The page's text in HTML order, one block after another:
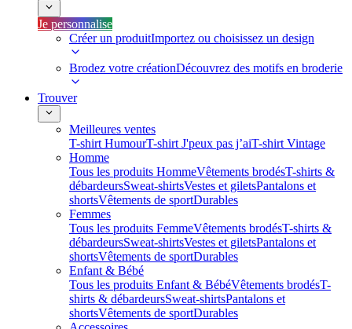
Je personnalise
Créer un produitImportez ou choisissez un design
Brodez votre créationDécouvrez des motifs en broderie
Trouver
Meilleures ventes
T-shirt HumourT-shirt J'peux pas j’aiT-shirt Vintage
Homme
Tous les produits HommeVêtements brodésT-shirts &
débardeursSweat-shirtsVestes et giletsPantalons et
shortsVêtements de sportDurables
Femmes
Tous les produits FemmeVêtements brodésT-shirts &
débardeursSweat-shirtsVestes et giletsPantalons et
shortsVêtements de sportDurables
Enfant & Bébé
Tous les produits Enfant & BébéVêtements brodésT-
shirts & débardeursSweat-shirtsPantalons et
shortsVêtements de sportDurables